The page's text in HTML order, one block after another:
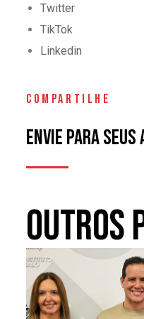
Twitter
TikTok
Linkedin
COMPARTILHE
Envie para seus
Outros